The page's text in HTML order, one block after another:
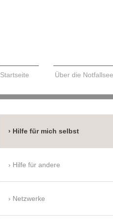
Startseite Über die
Hilfe für mich selbst
Hilfe für andere
Netzwerke